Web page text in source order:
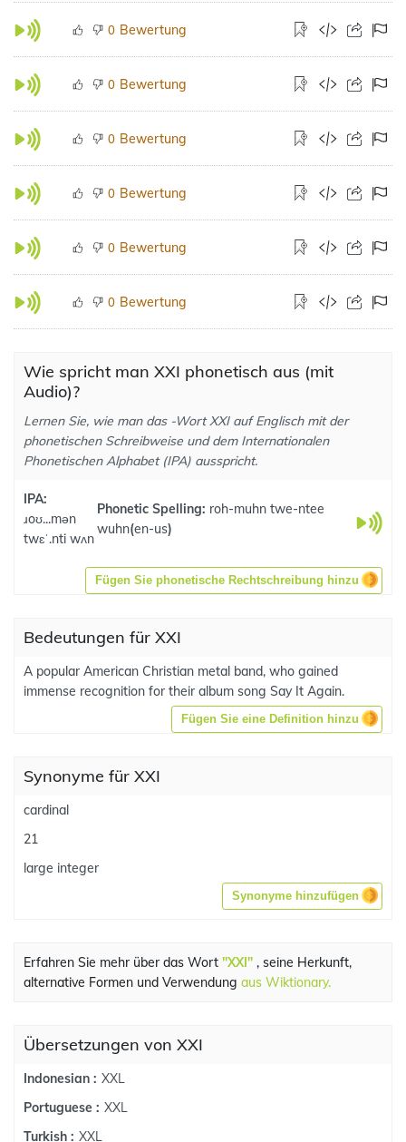
0 Bewertung
0 Bewertung
0 Bewertung
0 Bewertung
0 Bewertung
0 Bewertung
Wie spricht man XXI phonetisch aus (mit
Audio)?
Lernen Sie, wie man das -Wort XXI auf Englisch mit der
phonetischen Schreibweise und dem Internationalen
Phonetischen Alphabet (IPA) ausspricht.
IPA:
ɹoʊ...mən
twɛˈ.nti wʌn
Phonetic Spelling: roh-muhn twe-ntee
wuhn(en-us)
Fügen Sie phonetische Rechtschreibung hinzu
Bedeutungen für XXI
A popular American Christian metal band, who gained
immense recognition for their album song Say It Again.
Fügen Sie eine Definition hinzu
Synonyme für XXI
cardinal
21
large integer
Synonyme hinzufügen
Erfahren Sie mehr über das Wort "XXI" , seine Herkunft,
alternative Formen und Verwendung aus Wiktionary.
Übersetzungen von XXI
Indonesian : XXL
Portuguese : XXL
Turkish : XXL